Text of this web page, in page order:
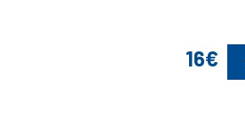
16€
Suivez-Nous